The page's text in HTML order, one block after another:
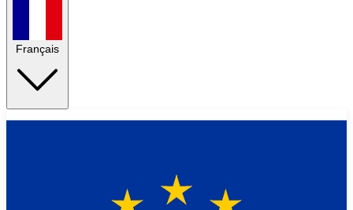
Français